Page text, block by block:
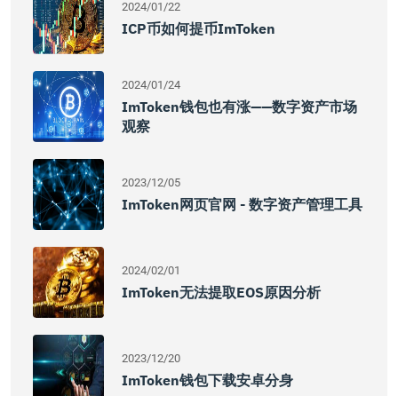
2024/01/22
ICP币如何提币imToken
2024/01/24
ImToken钱包也有涨——数字资产市场
观察
2023/12/05
ImToken网页官网 - 数字资产管理工具
2024/02/01
ImToken无法提取EOS原因分析
2023/12/20
ImToken钱包下载安卓分身